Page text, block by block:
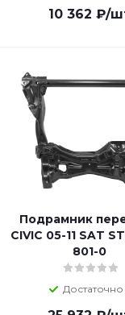
10 362 ₽/
Подрамник
CIVIC 05-11 SAT
801-0
Достаточно